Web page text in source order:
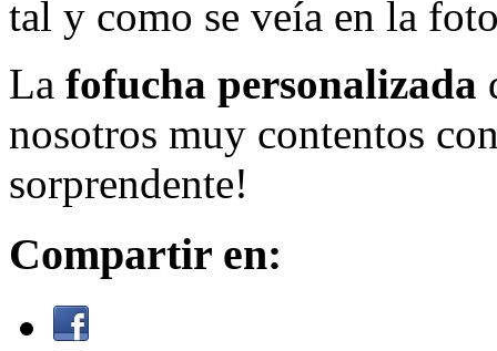
tal y como se veía en la
La fofucha personalizada
nosotros muy contentos
sorprendente!
Compartir en: